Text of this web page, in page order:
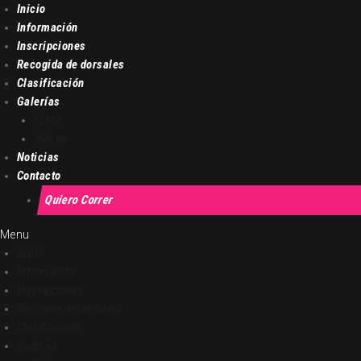
Inicio
Información
Inscripciones
Recogida de dorsales
Clasificación
Galerías
Noticias
Contacto
Quiero Correr
Menu